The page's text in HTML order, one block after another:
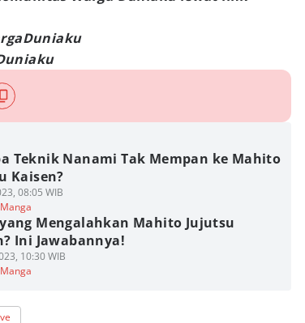
Teknik Nanami Tak Mempan ke Mahito
Kaisen?
08:05 WIB
Mengalahkan Mahito Jujutsu
Ini Jawabannya!
10:30 WIB